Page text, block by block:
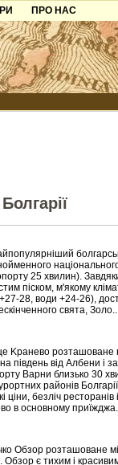
ПРО НАС
Контакти
Партнерам
Додати готель
25 хвилин).
піском, м'якому
28, води +24-26),
свята,
Kранево розташоване
південь від Албени і
Варни близько 30
районів
ціни, безліч
в основному
Обзор розташоване
Обзор є тихим і